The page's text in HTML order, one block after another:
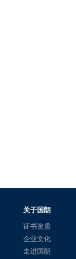
关于国朗
证书资质
企业文化
走进国朗